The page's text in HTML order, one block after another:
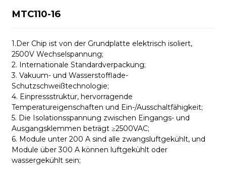
MTC110-16
1.Der Chip ist von der Grundplatte elektrisch isoliert,
2500V Wechselspannung;
2. Internationale Standardverpackung;
3. Vakuum- und Wasserstofflade-
Schutzschweißtechnologie;
4. Einpressstruktur, hervorragende
Temperatureigenschaften und Ein-/Ausschaltfähigkeit;
5. Die Isolationsspannung zwischen Eingangs- und
Ausgangsklemmen beträgt ≥2500VAC;
6. Module unter 200 A sind alle zwangsluftgekühlt, und
Module über 300 A können luftgekühlt oder
wassergekühlt sein;